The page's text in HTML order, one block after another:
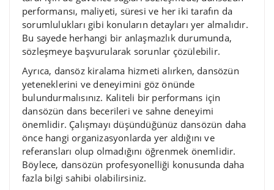
performansı, maliyeti, süresi ve her iki tarafın da
sorumlulukları gibi konuların detayları yer almalıdır.
Bu sayede herhangi bir anlaşmazlık durumunda,
sözleşmeye başvurularak sorunlar çözülebilir.
Ayrıca, dansöz kiralama hizmeti alırken, dansözün
yeteneklerini ve deneyimini göz önünde
bulundurmalısınız. Kaliteli bir performans için
dansözün dans becerileri ve sahne deneyimi
önemlidir. Çalışmayı düşündüğünüz dansözün daha
önce hangi organizasyonlarda yer aldığını ve
referansları olup olmadığını öğrenmek önemlidir.
Böylece, dansözün profesyonelliği konusunda daha
fazla bilgi sahibi olabilirsiniz.